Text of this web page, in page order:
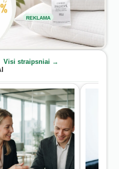
REKLAMA
Visi straipsniai →